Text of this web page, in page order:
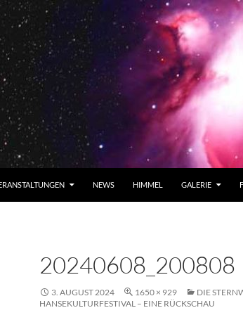
NEWS HIMMEL GALERIE
20240608_200808
3. AUGUST 2024 1650 × 929
DIE
HANSEKULTURFESTIVAL – EINE RÜCKSCHAU